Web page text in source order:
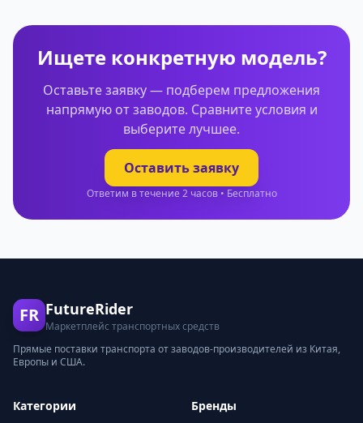
Ищете конкретную модель?
Оставьте заявку — подберем предложения
напрямую от заводов. Сравните условия и
выберите лучшее.
Оставить заявку
Ответим в течение 2 часов • Бесплатно
FR FutureRider
Маркетплейс транспортных средств
Прямые поставки транспорта от заводов-производителей из Китая,
Европы и США.
Категории Бренды